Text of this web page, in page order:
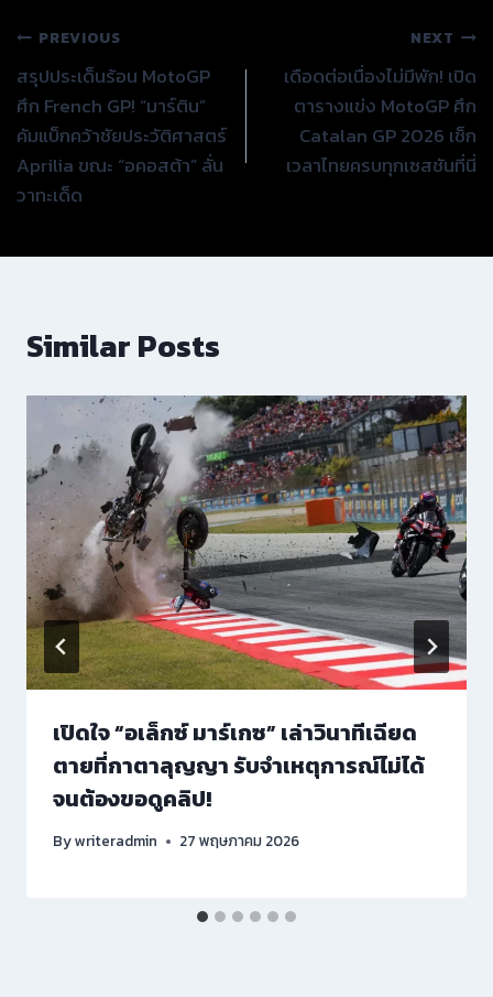
แนะแนว
เรื่อง
PREVIOUS
สรุปประเด็นร้อน MotoGP
ศึก French GP! “มาร์ติน”
คัมแบ็กคว้าชัยประวัติศาสตร์
Aprilia ขณะ “อคอสต้า” ลั่น
วาทะเด็ด
NEXT
เดือดต่อเนื่องไม่มีพัก! เปิด
ตารางแข่ง MotoGP ศึก
Catalan GP 2026 เช็ก
เวลาไทยครบทุกเซสชันที่นี่
Similar Posts
เปิดใจ “อเล็กซ์ มาร์เกซ” เล่าวินาทีเฉียด
ตายที่กาตาลุญญา รับจำเหตุการณ์ไม่ได้
จนต้องขอดูคลิป!
Bywriteradmin 27 พฤษภาคม 2026